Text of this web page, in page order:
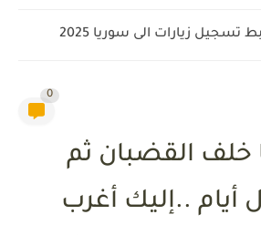
تسجيل زيارات الى سوريا 2025
0
خلف القضبان ثم
أيام ..إليك أغرب